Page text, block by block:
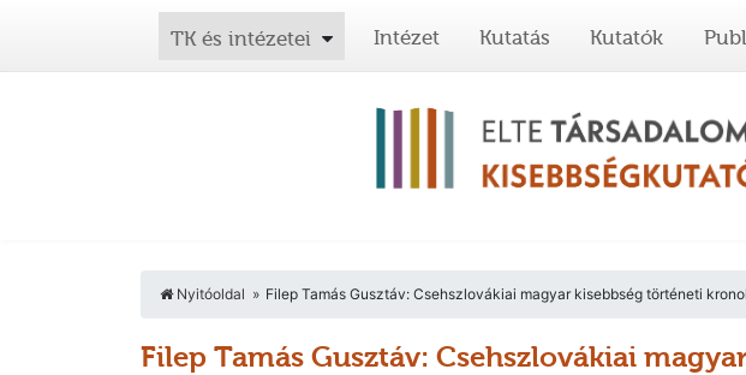
TK és intézetei Intézet Kutatás Kutatók
Nyitóoldal Filep Tamás Gusztáv: Csehszlovákiai magyar kisebbség történeti
Filep Tamás Gusztáv: Csehszlovákiai